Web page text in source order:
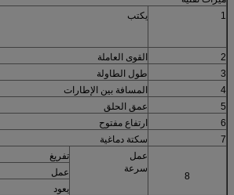
1
يكتب
2
القوى العاملة
3
طول الطاولة
4
المسافة بين الإطارات
5
عمق الحلق
6
ارتفاع مفتوح
7
سكتة دماغية
8
عمل
سرعة
تفريغ
عمل
يعود